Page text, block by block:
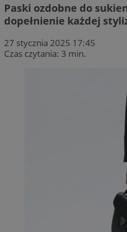
Paski ozdobne do
dopełnienie każdej
27 stycznia 2025 17:45
Czas czytania: 3 min.